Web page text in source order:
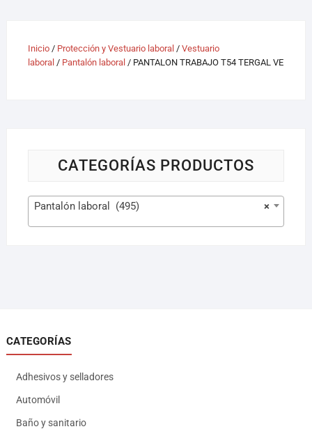
Inicio/ Protección y Vestuario laboral / Vestuario
laboral / Pantalón laboral / PANTALON TRABAJO T54 TERGAL VE
CATEGORÍAS PRODUCTOS
×
Pantalón laboral (495)
CATEGORÍAS
Adhesivos y selladores
Automóvil
Baño y sanitario